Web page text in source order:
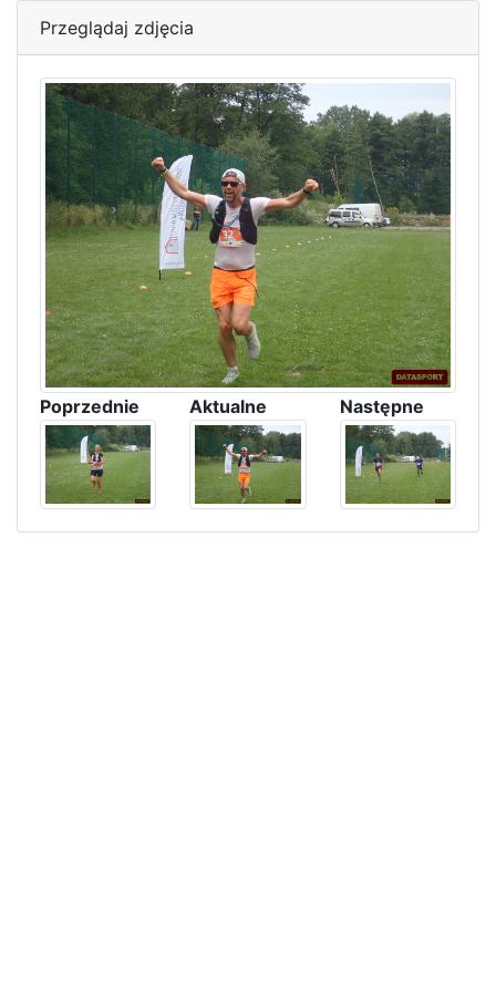
Przeglądaj zdjęcia
Poprzednie Aktualne Następne